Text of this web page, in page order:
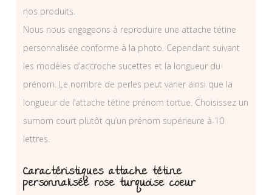
nos produits.
Nous nous engageons à reproduire une attache tétine
personnalisée conforme à la photo. Cependant suivant
les modèles d’accroche sucettes et la longueur du
prénom. Le nombre de perles peut varier ainsi que la
longueur de l’attache tétine prénom tortue. Choisissez un
surnom court plutôt qu’un prénom supérieure à 10
lettres.
Caractéristiques attache tétine
personnalisée rose turquoise coeur